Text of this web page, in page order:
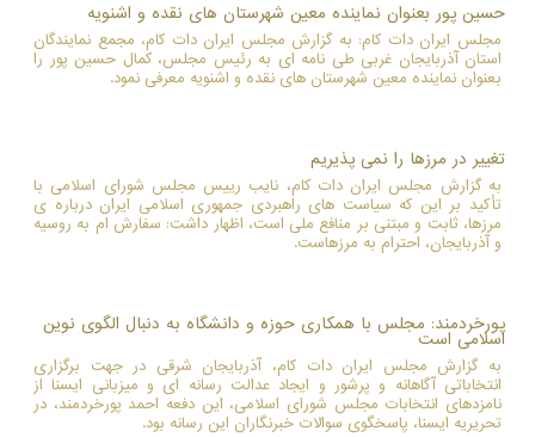
حسین پور بعنوان نماینده معین شهرستان های نقده و اشنویه
مجلس ایران دات کام: به گزارش مجلس ایران دات کام، مجمع نمایندگان
استان آذربایجان غربی طی نامه ای به رئیس مجلس، کمال حسین پور را
بعنوان نماینده معین شهرستان های نقده و اشنویه معرفی نمود.
تغییر در مرزها را نمی پذیریم
به گزارش مجلس ایران دات کام، نایب رییس مجلس شورای اسلامی با
تأکید بر این که سیاست های راهبردی جمهوری اسلامی ایران درباره ی
مرزها، ثابت و مبتنی بر منافع ملی است، اظهار داشت: سفارش ام به روسیه
و آذربایجان، احترام به مرزهاست.
پورخردمند: مجلس با همکاری حوزه و دانشگاه به دنبال الگوی نوین
اسلامی است
به گزارش مجلس ایران دات کام، آذربایجان شرقی در جهت برگزاری
انتخاباتی آگاهانه و پرشور و ایجاد عدالت رسانه ای و میزبانی ایسنا از
نامزدهای انتخابات مجلس شورای اسلامی، این دفعه احمد پورخردمند، در
تحریریه ایسنا، پاسخگوی سوالات خبرنگاران این رسانه بود.